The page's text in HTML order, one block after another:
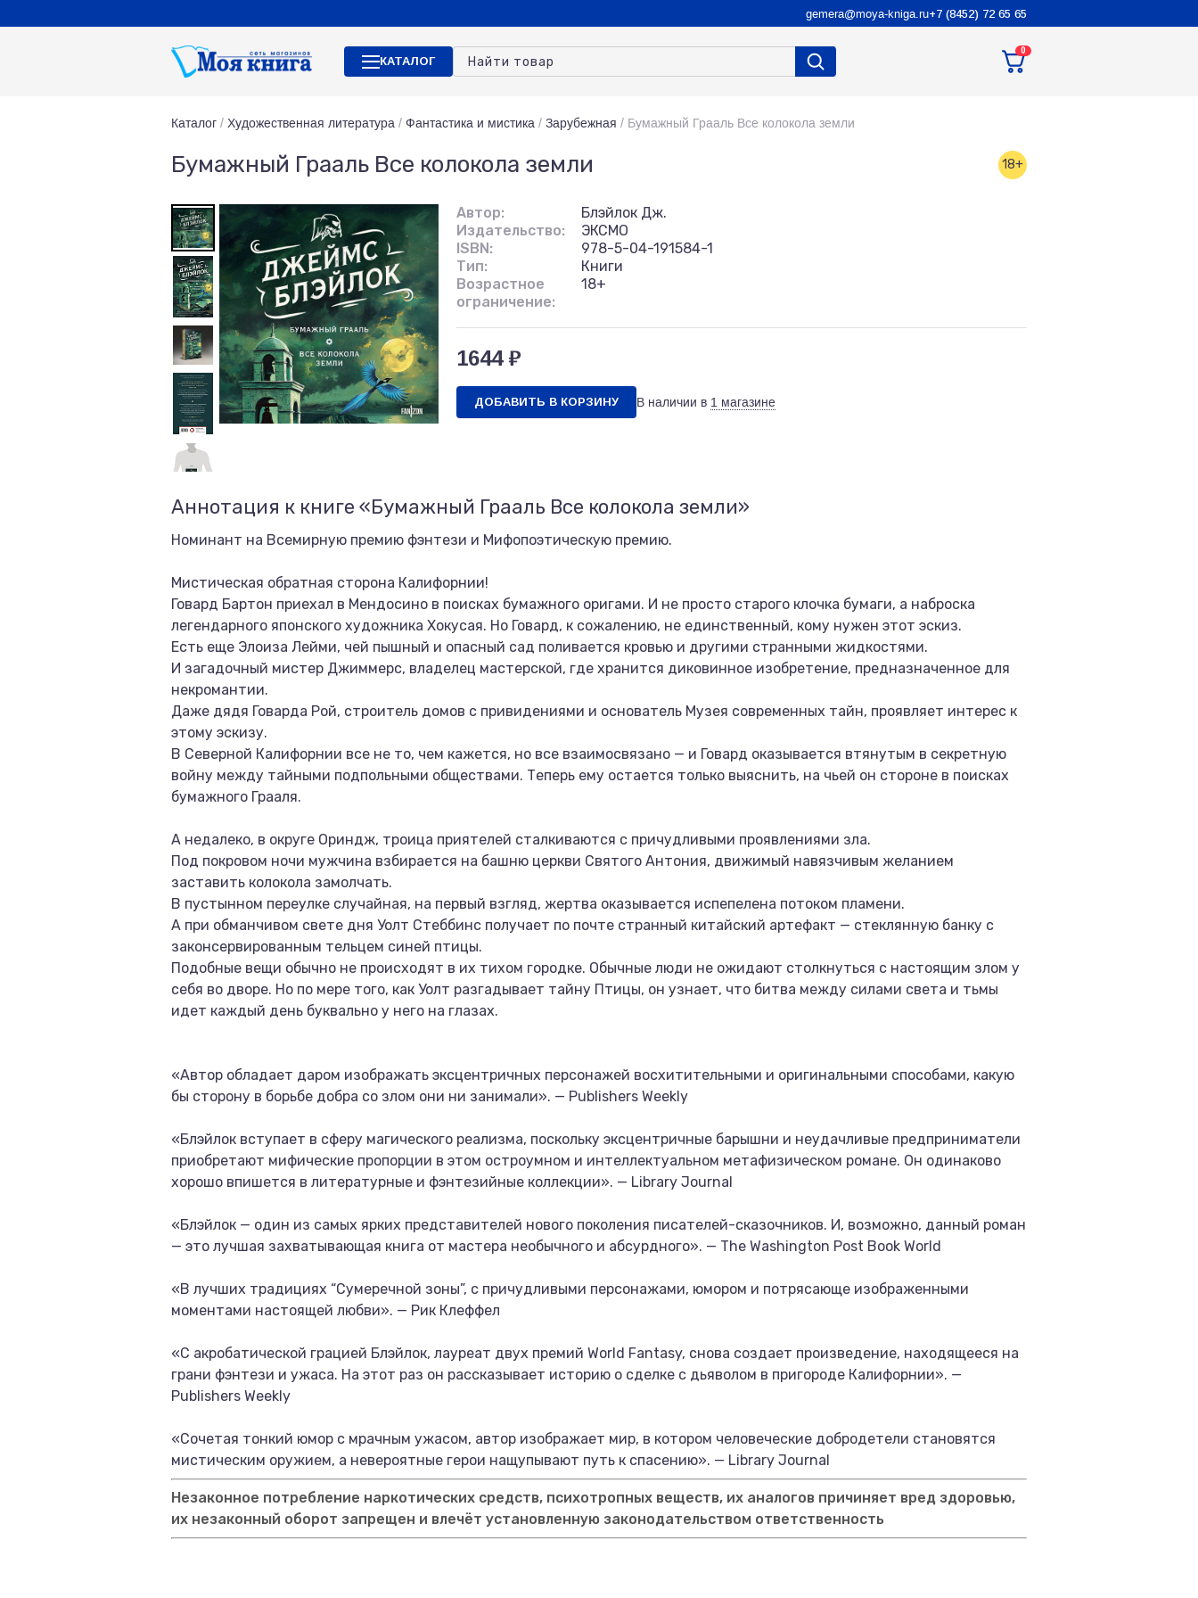
gemera@moya-kniga.ru+7 (8452) 72 65 65
КАТАЛОГ
0
Каталог / Художественная литература / Фантастика и мистика / Зарубежная / Бумажный Грааль Все колокола земли
Бумажный Грааль Все колокола земли 18+
Автор:
Блэйлок Дж.
Издательство:
ЭКСМО
ISBN:
978-5-04-191584-1
Тип:
Книги
Возрастное
ограничение:
18+
1644 ₽
ДОБАВИТЬ В КОРЗИНУ В наличии в 1 магазине
Аннотация к книге «Бумажный Грааль Все колокола земли»
Номинант на Всемирную премию фэнтези и Мифопоэтическую премию.
Мистическая обратная сторона Калифорнии!
Говард Бартон приехал в Мендосино в поисках бумажного оригами. И не просто старого клочка бумаги, а наброска
легендарного японского художника Хокусая. Но Говард, к сожалению, не единственный, кому нужен этот эскиз.
Есть еще Элоиза Лейми, чей пышный и опасный сад поливается кровью и другими странными жидкостями.
И загадочный мистер Джиммерс, владелец мастерской, где хранится диковинное изобретение, предназначенное для
некромантии.
Даже дядя Говарда Рой, строитель домов с привидениями и основатель Музея современных тайн, проявляет интерес к
этому эскизу.
В Северной Калифорнии все не то, чем кажется, но все взаимосвязано — и Говард оказывается втянутым в секретную
войну между тайными подпольными обществами. Теперь ему остается только выяснить, на чьей он стороне в поисках
бумажного Грааля.
А недалеко, в округе Ориндж, троица приятелей сталкиваются с причудливыми проявлениями зла.
Под покровом ночи мужчина взбирается на башню церкви Святого Антония, движимый навязчивым желанием
заставить колокола замолчать.
В пустынном переулке случайная, на первый взгляд, жертва оказывается испепелена потоком пламени.
А при обманчивом свете дня Уолт Стеббинс получает по почте странный китайский артефакт — стеклянную банку с
законсервированным тельцем синей птицы.
Подобные вещи обычно не происходят в их тихом городке. Обычные люди не ожидают столкнуться с настоящим злом у
себя во дворе. Но по мере того, как Уолт разгадывает тайну Птицы, он узнает, что битва между силами света и тьмы
идет каждый день буквально у него на глазах.
«Автор обладает даром изображать эксцентричных персонажей восхитительными и оригинальными способами, какую
бы сторону в борьбе добра со злом они ни занимали». — Publishers Weekly
«Блэйлок вступает в сферу магического реализма, поскольку эксцентричные барышни и неудачливые предприниматели
приобретают мифические пропорции в этом остроумном и интеллектуальном метафизическом романе. Он одинаково
хорошо впишется в литературные и фэнтезийные коллекции». — Library Journal
«Блэйлок — один из самых ярких представителей нового поколения писателей-сказочников. И, возможно, данный роман
— это лучшая захватывающая книга от мастера необычного и абсурдного». — The Washington Post Book World
«В лучших традициях “Сумеречной зоны”, с причудливыми персонажами, юмором и потрясающе изображенными
моментами настоящей любви». — Рик Клеффел
«С акробатической грацией Блэйлок, лауреат двух премий World Fantasy, снова создает произведение, находящееся на
грани фэнтези и ужаса. На этот раз он рассказывает историю о сделке с дьяволом в пригороде Калифорнии». —
Publishers Weekly
«Сочетая тонкий юмор с мрачным ужасом, автор изображает мир, в котором человеческие добродетели становятся
мистическим оружием, а невероятные герои нащупывают путь к спасению». — Library Journal
Незаконное потребление наркотических средств, психотропных веществ, их аналогов причиняет вред здоровью,
их незаконный оборот запрещен и влечёт установленную законодательством ответственность